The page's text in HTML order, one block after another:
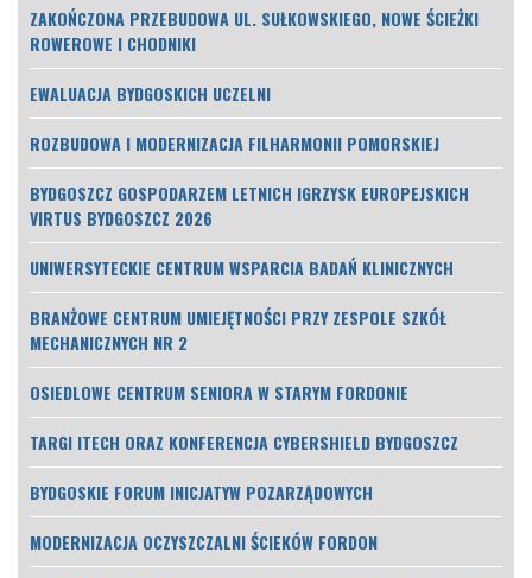
ZAKOŃCZONA PRZEBUDOWA UL. SUŁKOWSKIEGO, NOWE ŚCIEŻKI
ROWEROWE I CHODNIKI
EWALUACJA BYDGOSKICH UCZELNI
ROZBUDOWA I MODERNIZACJA FILHARMONII POMORSKIEJ
BYDGOSZCZ GOSPODARZEM LETNICH IGRZYSK EUROPEJSKICH
VIRTUS BYDGOSZCZ 2026
UNIWERSYTECKIE CENTRUM WSPARCIA BADAŃ KLINICZNYCH
BRANŻOWE CENTRUM UMIEJĘTNOŚCI PRZY ZESPOLE SZKÓŁ
MECHANICZNYCH NR 2
OSIEDLOWE CENTRUM SENIORA W STARYM FORDONIE
TARGI ITECH ORAZ KONFERENCJA CYBERSHIELD BYDGOSZCZ
BYDGOSKIE FORUM INICJATYW POZARZĄDOWYCH
MODERNIZACJA OCZYSZCZALNI ŚCIEKÓW FORDON